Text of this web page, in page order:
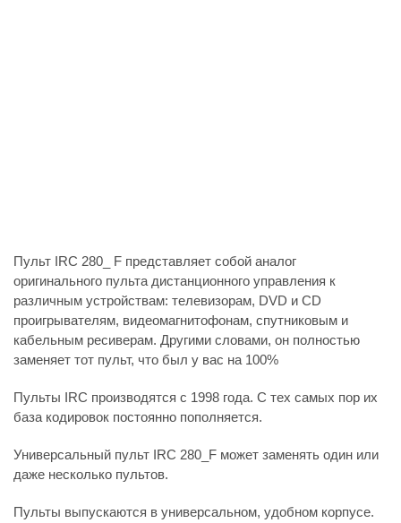
Пульт IRC 280_ F представляет собой аналог
оригинального пульта дистанционного управления к
различным устройствам: телевизорам, DVD и CD
проигрывателям, видеомагнитофонам, спутниковым и
кабельным ресиверам. Другими словами, он полностью
заменяет тот пульт, что был у вас на 100%
Пульты IRC производятся с 1998 года. С тех самых пор их
база кодировок постоянно пополняется.
Универсальный пульт IRC 280_F может заменять один или
даже несколько пультов.
Пульты выпускаются в универсальном, удобном корпусе.